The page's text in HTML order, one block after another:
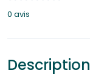
0 avis
Description